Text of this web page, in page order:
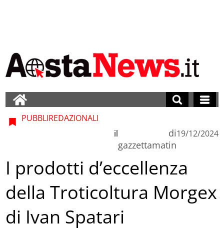
PUBBLIREDAZIONALI
di
gazzettamatin
il 19/12/2024
I prodotti d’eccellenza
della Troticoltura Morgex
di Ivan Spatari